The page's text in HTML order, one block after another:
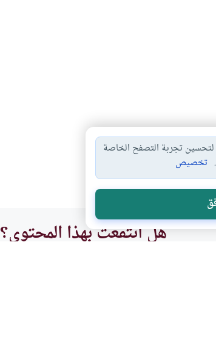
شروط كلمة التوحيد
هل انتفعت بهذا المحتوى؟
تجربة التصفح الخاصة
تخصيص